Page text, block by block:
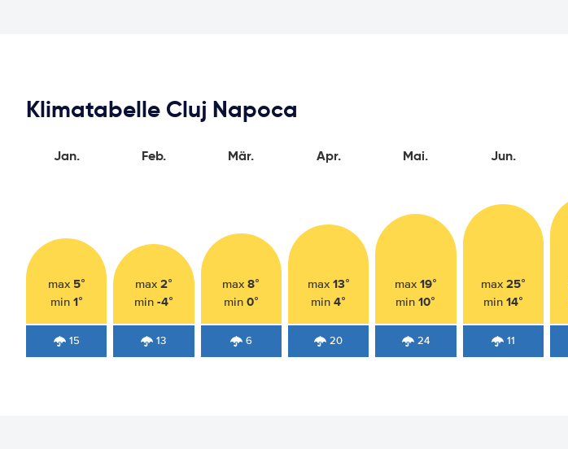
Klimatabelle Cluj Napoca
Jan.
max 5°
min 1°
15
Feb.
max 2°
min -4°
13
Mär.
max8°
min 0°
6
Apr.
max 13°
min4°
20
Mai.
max 19°
min10°
24
Jun.
max 25°
min 14°
11